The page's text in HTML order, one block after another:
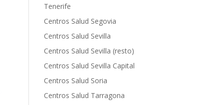
Tenerife
Centros Salud Segovia
Centros Salud Sevilla
Centros Salud Sevilla (resto)
Centros Salud Sevilla Capital
Centros Salud Soria
Centros Salud Tarragona